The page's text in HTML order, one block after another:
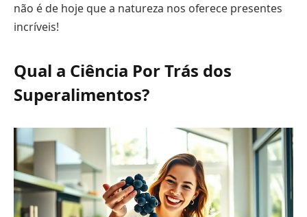
não é de hoje que a natureza nos oferece presentes
incríveis!
Qual a Ciência Por Trás dos
Superalimentos?